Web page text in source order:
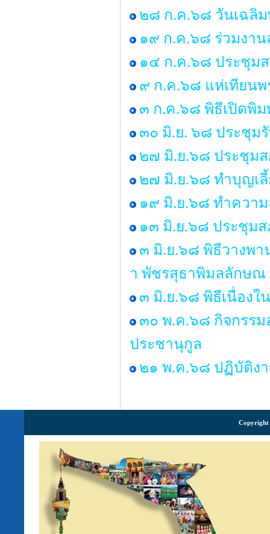
๒๘ ก.ค.๖๘ วันเฉลิม
๑๙ ก.ค.๖๘ ร่วมงา
๑๔ ก.ค.๖๘ ประชุม
๙ ก.ค.๖๘ แห่เทียน
๓ ก.ค.๖๘ พิธีเปิดพิ
๓๐ มิ.ย. ๖๘ ประชุม
๒๗ มิ.ย.๖๘ ประชุม
๒๗ มิ.ย.๖๘ ทำบุญเลี้
๑๙ มิ.ย.๖๘ ทำควา
๑๓ มิ.ย.๖๘ ประชุมส
๓ มิ.ย.๖๘ พิธีวางพา
า พัชรสุธาพิมลลักษณ
๓ มิ.ย.๖๘ พิธีเนื่องใ
๓๐ พ.ค.๖๘ กิจกรรม
ประชานุกูล
๒๑ พ.ค.๖๘ ปฏิบัติง
Copyright